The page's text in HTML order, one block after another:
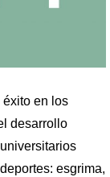
éxito en los
desarrollo
esgrima,